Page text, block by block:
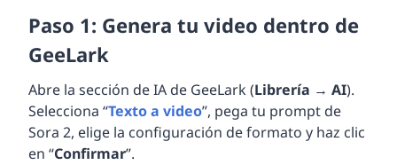
Paso 1: Genera tu video dentro de
GeeLark
Abre la sección de IA de GeeLark (Librería → AI).
Selecciona “Texto a video”, pega tu prompt de
Sora 2, elige la configuración de formato y haz clic
en “Confirmar”.